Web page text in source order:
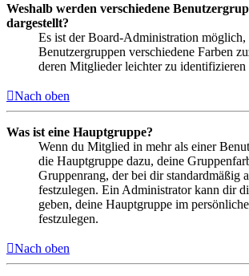
Weshalb werden verschiedene
dargestellt?
Es ist der Board-Administration möglich,
Benutzergruppen verschiedene Farben
deren Mitglieder leichter zu identifizieren
Nach oben
Was ist eine Hauptgruppe?
Wenn du Mitglied in mehr als einer
die Hauptgruppe dazu, deine
Gruppenrang, der bei dir standardmäßig
festzulegen. Ein Administrator kann dir
geben, deine Hauptgruppe im
festzulegen.
Nach oben